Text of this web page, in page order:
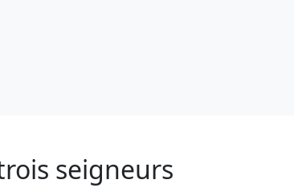
seigneurs